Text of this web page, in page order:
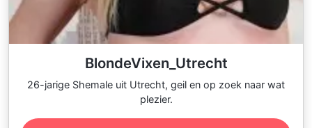
BlondeVixen_Utrecht
26-jarige Shemale uit Utrecht, geil en op zoek naar wat
plezier.